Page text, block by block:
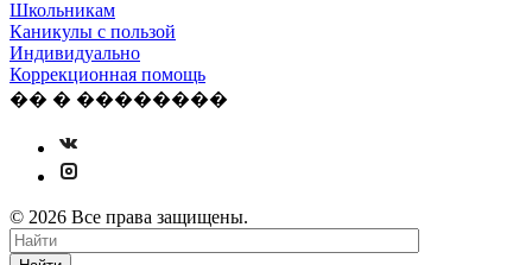
Школьникам
Каникулы с пользой
Индивидуально
Коррекционная помощь
�� � ��������
© 2026 Все права защищены.